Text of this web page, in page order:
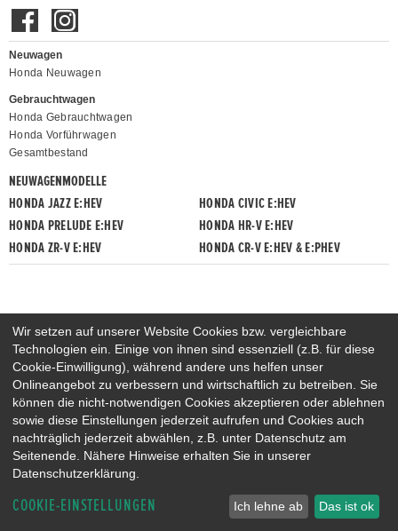
Unser Autohaus
Neuwagen
Honda Neuwagen
Gebrauchtwagen
Honda Gebrauchtwagen
Honda Vorführwagen
Gesamtbestand
NEUWAGENMODELLE
HONDA JAZZ E:HEV
HONDA CIVIC E:HEV
HONDA PRELUDE E:HEV
HONDA HR-V E:HEV
HONDA ZR-V E:HEV
HONDA CR-V E:HEV & E:PHEV
Wir setzen auf unserer Website Cookies bzw. vergleichbare
Technologien ein. Einige von ihnen sind essenziell (z.B. für diese
Cookie-Einwilligung), während andere uns helfen unser
Onlineangebot zu verbessern und wirtschaftlich zu betreiben. Sie
können die nicht-notwendigen Cookies akzeptieren oder ablehnen
sowie diese Einstellungen jederzeit aufrufen und Cookies auch
nachträglich jederzeit abwählen, z.B. unter Datenschutz am
Seitenende. Nähere Hinweise erhalten Sie in unserer
Datenschutzerklärung.
COOKIE-EINSTELLUNGEN Ich lehne ab Das ist ok